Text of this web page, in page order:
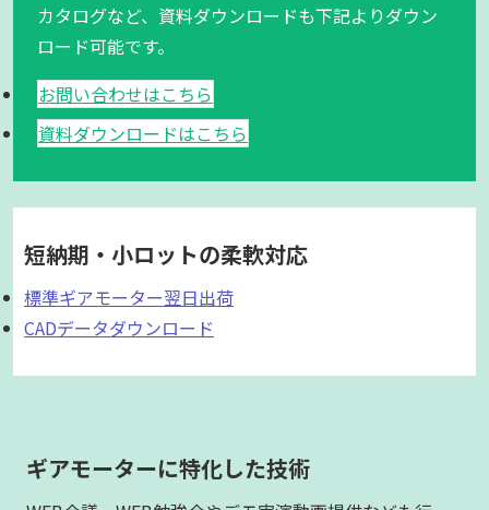
カタログなど、資料ダウンロードも下記よりダウン
ロード可能です。
お問い合わせはこちら
資料ダウンロードはこちら
短納期・小ロットの柔軟対応
標準ギアモーター翌日出荷
CADデータダウンロード
ギアモーターに特化した技術